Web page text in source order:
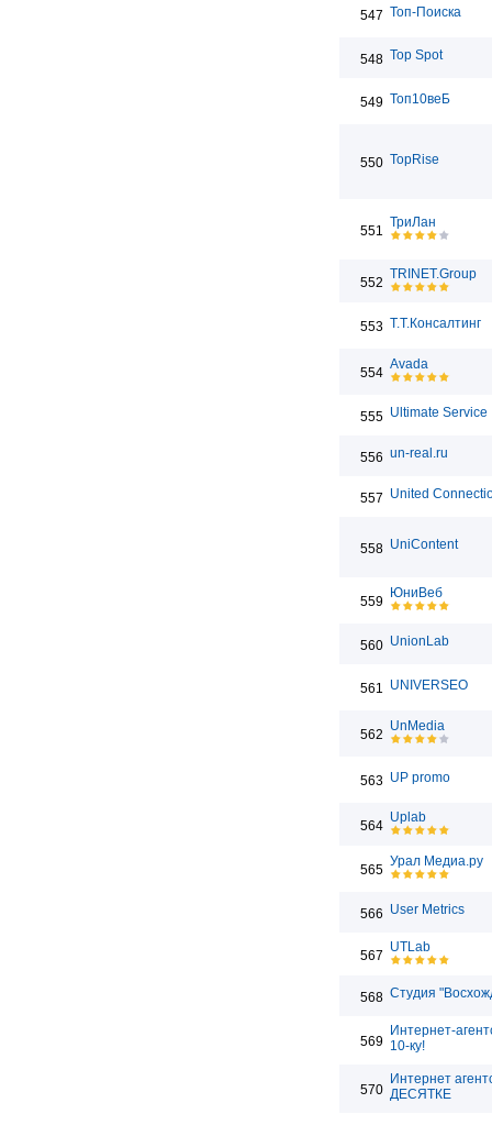
547 Топ-Поиска
548 Top Spot
549 Топ10веБ
550 TopRise
551
ТриЛан
552
TRINET.Group
553 Т.Т.Консалтинг
554
Avada
555 Ultimate Service
556 un-real.ru
557 United
558 UniContent
559
ЮниВеб
560 UnionLab
561 UNIVERSEO
562
UnMedia
563 UP promo
564
Uplab
565
Урал Медиа.ру
566 User Metrics
567
UTLab
568 Студия
569
Интернет-
10-ку!
570
Интернет
ДЕСЯТКЕ